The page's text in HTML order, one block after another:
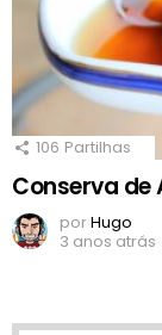
106 Partilhas
Conserva de
porHugo
3 anos atrás